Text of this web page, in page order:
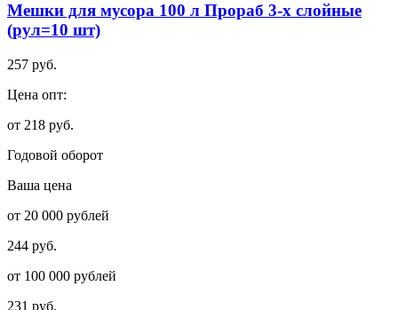
Мешки для мусора 100 л Прораб 3-х слойные
(рул=10 шт)
257 руб.
Цена опт:
от 218 руб.
Годовой оборот
Ваша цена
от 20 000 рублей
244 руб.
от 100 000 рублей
231 руб.